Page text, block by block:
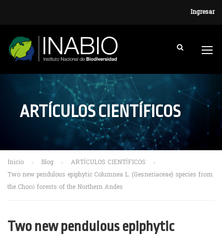
Ingresar
ARTÍCULOS CIENTÍFICOS
Inicio Blog
ARTÍCULOS CIENTÍFICOS
Two new pendulous epiphytic Columnea L. (Gesneriaceae) species from
the Chocó forests of the Northern Andes
Two new pendulous epiphytic